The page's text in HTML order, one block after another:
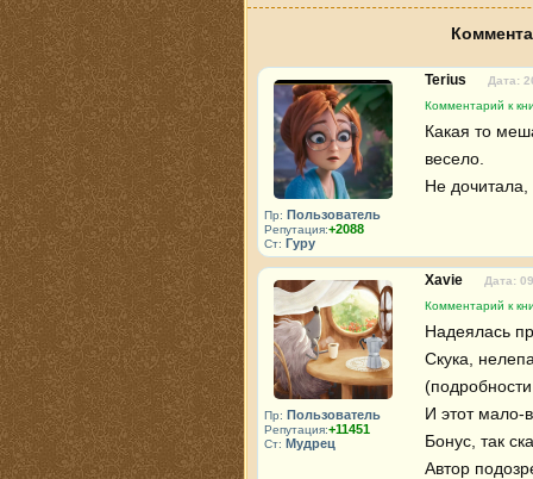
Пр: Пользователь
Репутация:+2088
Ст: Гуру
Terius
Дата:
Комментарий к
Какая то
весело.
Не
Пр: Пользователь
Репутация:+11451
Ст: Мудрец
Xavie
Дата:
Комментарий к
Надеялась
Скука,
И этот мало-
Бонус, так
Автор